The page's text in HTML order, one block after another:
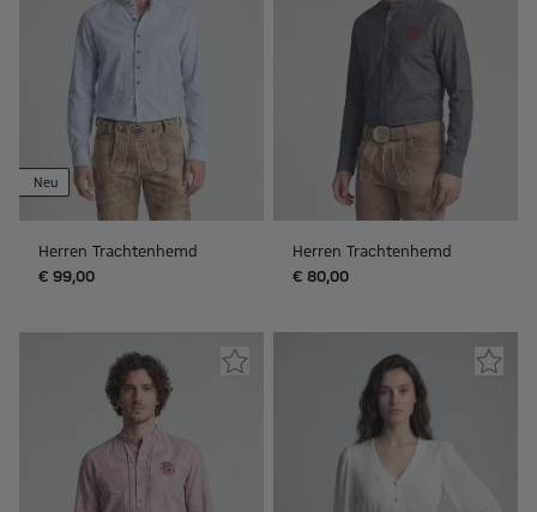
Neu
Herren Trachtenhemd
€ 99,00
Herren Trachtenhemd
€ 80,00